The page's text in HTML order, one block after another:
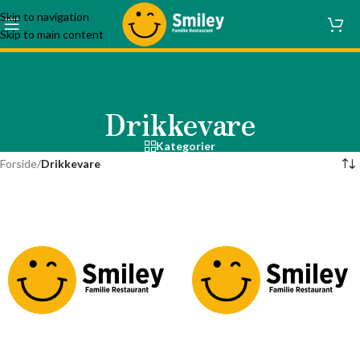
Skip to navigation
Skip to main content
Drikkevare
Kategorier
Forside/Drikkevare